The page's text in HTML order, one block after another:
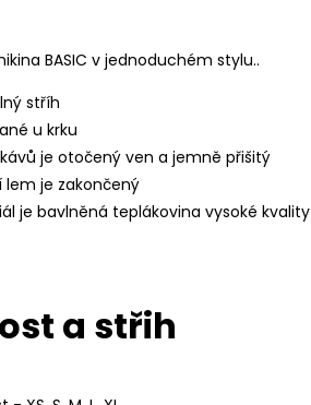
BASIC v jednoduchém stylu..
stříh
u krku
je otočený ven a jemně přišitý
lem je zakončený
je bavlněná teplákovina vysoké kvality
a střih